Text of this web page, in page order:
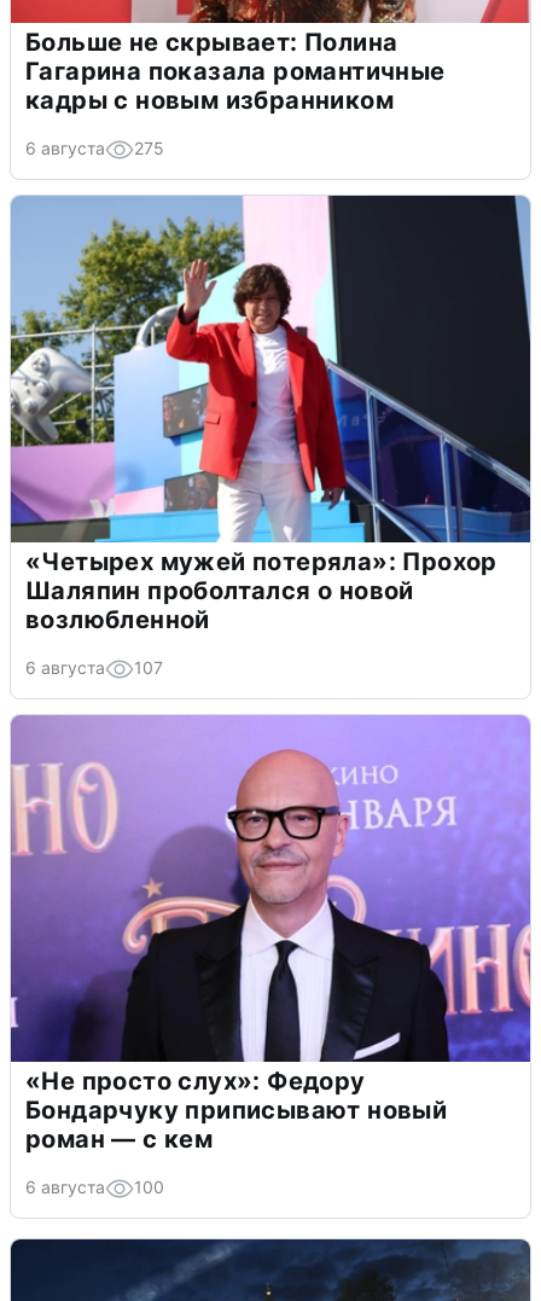
Больше не скрывает: Полина
Гагарина показала романтичные
кадры с новым избранником
6 августа 275
«Четырех мужей потеряла»: Прохор
Шаляпин проболтался о новой
возлюбленной
6 августа 107
«Не просто слух»: Федору
Бондарчуку приписывают новый
роман — с кем
6 августа 100